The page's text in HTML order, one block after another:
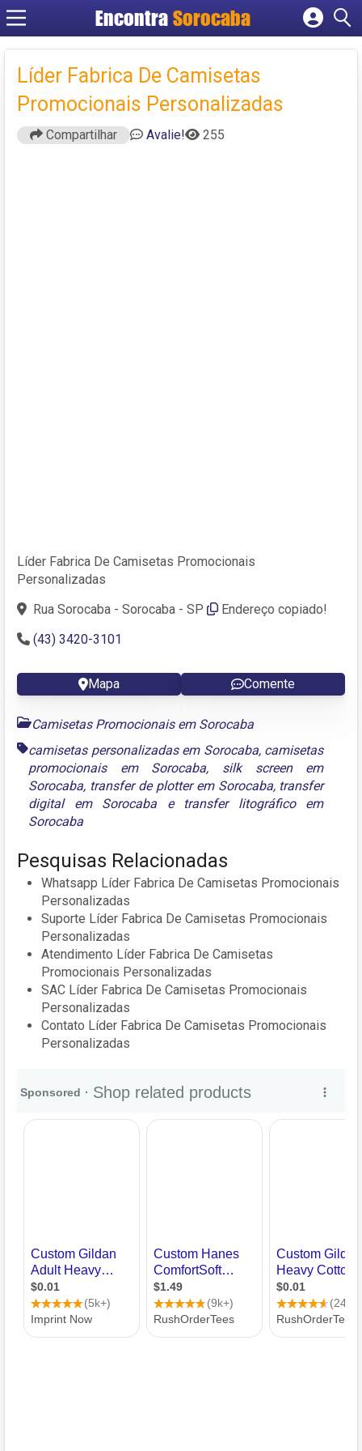
EncontraSorocaba
Cadastrar empresa
Criar conta
Líder Fabrica De Camisetas
Promocionais Personalizadas
Compartilhar Avalie! 255
Líder Fabrica De Camisetas Promocionais
Personalizadas
Rua Sorocaba - Sorocaba - SP
Endereço copiado!
(43) 3420-3101
Mapa Comente
Camisetas Promocionais em Sorocaba
camisetas personalizadas em Sorocaba, camisetas
promocionais em Sorocaba, silk screen em
Sorocaba, transfer de plotter em Sorocaba, transfer
digital em Sorocaba e transfer litográfico em
Sorocaba
Pesquisas Relacionadas
Whatsapp Líder Fabrica De Camisetas Promocionais
Personalizadas
Suporte Líder Fabrica De Camisetas Promocionais
Personalizadas
Atendimento Líder Fabrica De Camisetas
Promocionais Personalizadas
SAC Líder Fabrica De Camisetas Promocionais
Personalizadas
Contato Líder Fabrica De Camisetas Promocionais
Personalizadas